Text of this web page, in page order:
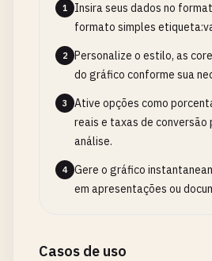
1
Insira seus dados no
formato simples
2
Personalize o estilo, as
do gráfico conforme sua
3
Ative opções como
reais e taxas de conversão
análise.
4
Gere o gráfico
em apresentações ou
Casos de uso